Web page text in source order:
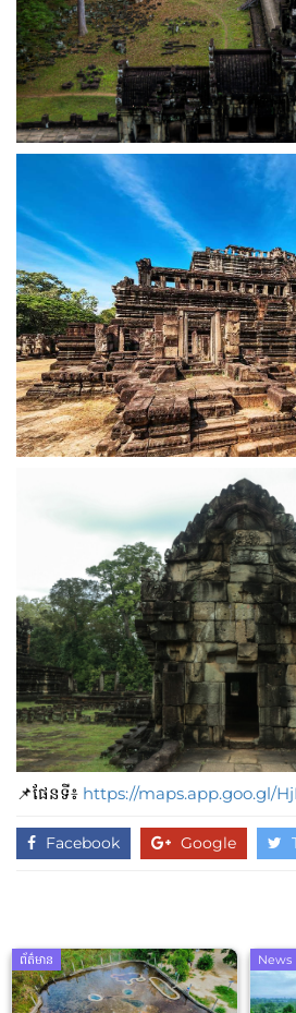
📌ផែនទី៖ https://maps.app.goo.gl/
Facebook Google
ព័ត៌មាន News